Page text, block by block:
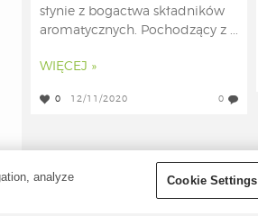
słynie z bogactwa składników
aromatycznych. Pochodzący z ...
WIĘCEJ »
0 12/11/2020 0
analyze
Cookie Settings